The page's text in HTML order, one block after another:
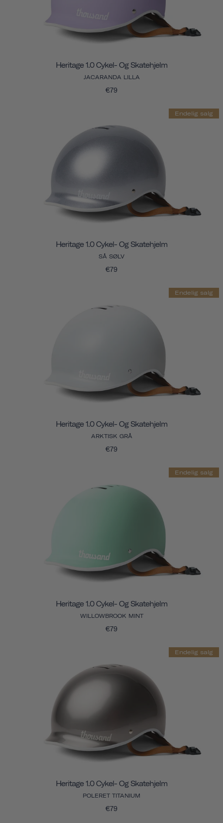
Heritage 1.0 Cykel- Og Skatehjelm
JACARANDA LILLA
€79
Endelig salg
Heritage 1.0 Cykel- Og Skatehjelm
SÅ SØLV
€79
Endelig salg
Heritage 1.0 Cykel- Og Skatehjelm
ARKTISK GRÅ
€79
Endelig salg
Heritage 1.0 Cykel- Og Skatehjelm
WILLOWBROOK MINT
€79
Endelig salg
Heritage 1.0 Cykel- Og Skatehjelm
POLERET TITANIUM
€79